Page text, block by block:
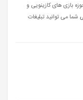
بازی های کازینویی و
شما می توانید تبلیغات